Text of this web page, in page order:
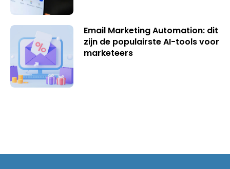
Email Marketing Automation: dit
zijn de populairste AI-tools voor
marketeers